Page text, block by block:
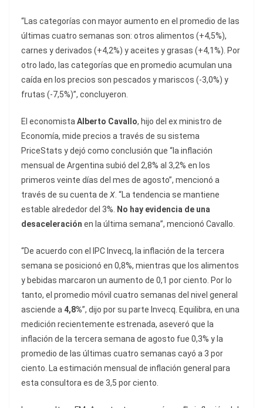
“Las categorías con mayor aumento en el promedio de las
últimas cuatro semanas son: otros alimentos (+4,5%),
carnes y derivados (+4,2%) y aceites y grasas (+4,1%). Por
otro lado, las categorías que en promedio acumulan una
caída en los precios son pescados y mariscos (-3,0%) y
frutas (-7,5%)”, concluyeron.
El economistaAlberto Cavallo, hijo del ex ministro de
Economía, mide precios a través de su sistema
PriceStats y dejó como conclusión que “la inflación
mensual de Argentina subió del 2,8% al 3,2% en los
primeros veinte días del mes de agosto”, mencionó a
través de su cuenta de X. “La tendencia se mantiene
estable alrededor del 3%. No hay evidencia de una
desaceleración en la última semana”, mencionó Cavallo.
“De acuerdo con el IPC Invecq, la inflación de la tercera
semana se posicionó en 0,8%, mientras que los alimentos
y bebidas marcaron un aumento de 0,1 por ciento. Por lo
tanto, el promedio móvil cuatro semanas del nivel general
asciende a 4,8%”, dijo por su parte Invecq. Equilibra, en una
medición recientemente estrenada, aseveró que la
inflación de la tercera semana de agosto fue 0,3% y la
promedio de las últimas cuatro semanas cayó a 3 por
ciento. La estimación mensual de inflación general para
esta consultora es de 3,5 por ciento.